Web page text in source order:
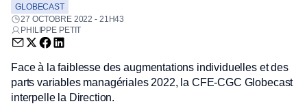
GLOBECAST
27 OCTOBRE 2022 - 21H43
PHILIPPE PETIT
Envoyer par email (nouvelle fenêtre)
Partager sur Twitter (nouvelle fenêtre)
Partager sur Facebook (nouvelle fenêtre)
Partager sur LinkedIn (nouvelle fenêtre)
Face à la faiblesse des augmentations individuelles et des
parts variables managériales 2022, la CFE-CGC Globecast
interpelle la Direction.